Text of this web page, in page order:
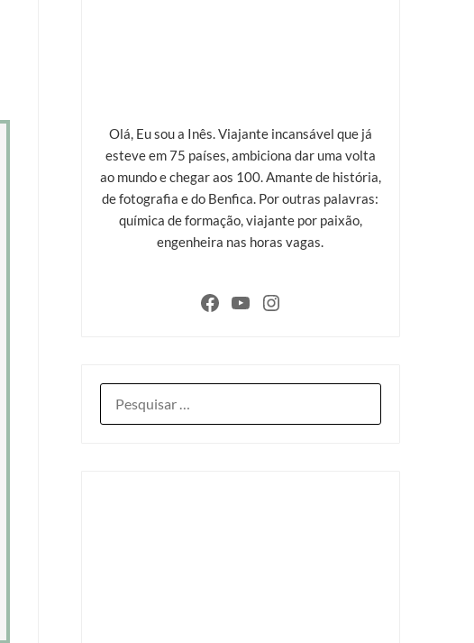
Olá, Eu sou a Inês. Viajante incansável que já
esteve em 75 países, ambiciona dar uma volta
ao mundo e chegar aos 100. Amante de história,
de fotografia e do Benfica. Por outras palavras:
química de formação, viajante por paixão,
engenheira nas horas vagas.